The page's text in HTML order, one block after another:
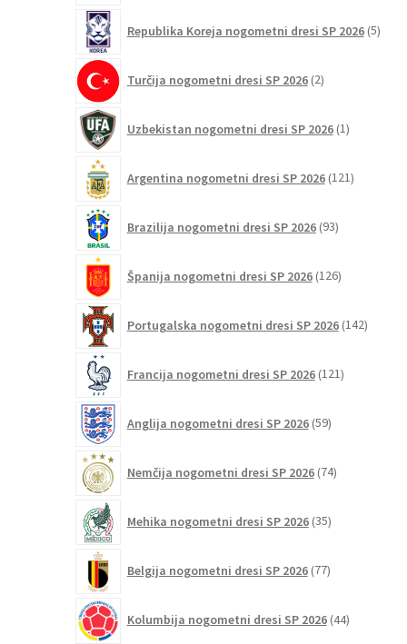
Republika Koreja nogometni dresi SP 2026 5
Turčija nogometni dresi SP 2026 2izdelka
Uzbekistan nogometni dresi SP 2026 1izdelek
Argentina nogometni dresi SP 2026 121izdelkov
Brazilija nogometni dresi SP 2026 93izdelkov
Španija nogometni dresi SP 2026 126izdelkov
Portugalska nogometni dresi SP 2026 142
Francija nogometni dresi SP 2026 121izdelkov
Anglija nogometni dresi SP 2026 59izdelkov
Nemčija nogometni dresi SP 2026 74izdelkov
Mehika nogometni dresi SP 2026 35izdelkov
Belgija nogometni dresi SP 2026 77izdelkov
Kolumbija nogometni dresi SP 2026 44izdelkov